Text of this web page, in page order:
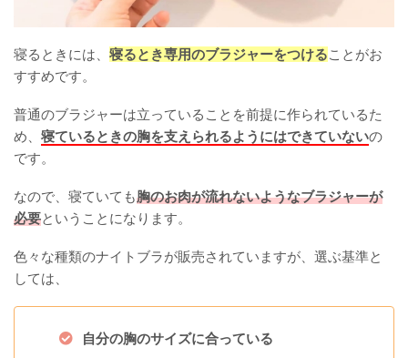
寝るときには、 寝るとき専用のブラジャーをつけることがお
すすめです。
普通のブラジャーは立っていることを前提に作られているた
め、 寝ているときの胸を支えられるようにはできていないの
です。
なので、寝ていても胸のお肉が流れないようなブラジャーが
必要ということになります。
色々な種類のナイトブラが販売されていますが、選ぶ基準と
しては、
自分の胸のサイズに合っている